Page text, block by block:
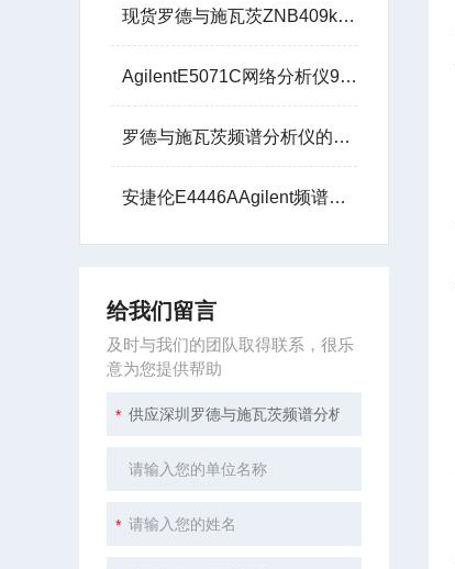
现货罗德与施瓦茨ZNB409kHz到40GHz网络分析仪租赁
AgilentE5071C网络分析仪9KHZ至8.5GHz
罗德与施瓦茨频谱分析仪的实际应用场景有哪些？
安捷伦E4446AAgilent频谱分析仪44G提供技术支持
给我们留言
及时与我们的团队取得联系，很乐
意为您提供帮助